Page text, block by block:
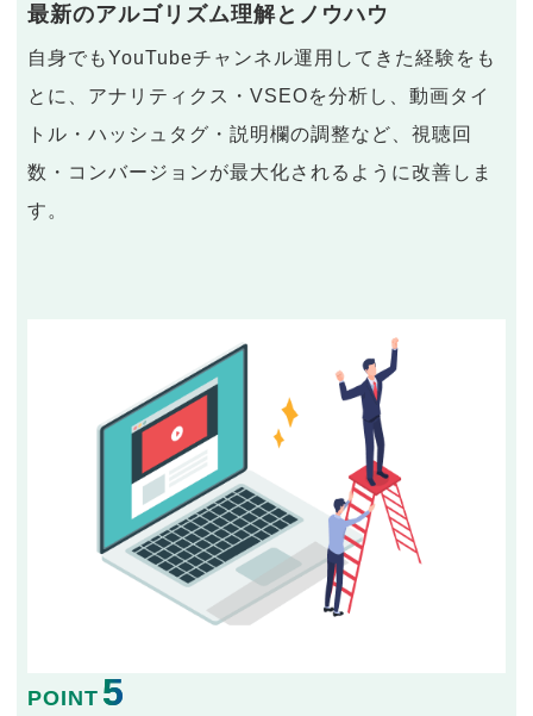
最新のアルゴリズム理解とノウハウ
自身でもYouTubeチャンネル運用してきた経験をも
とに、アナリティクス・VSEOを分析し、動画タイ
トル・ハッシュタグ・説明欄の調整など、視聴回
数・コンバージョンが最大化されるように改善しま
す。
POINT 5